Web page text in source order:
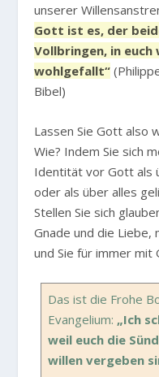
unserer
Gott ist es, der
Vollbringen, in
wohlgefallt“
Bibel)
Lassen Sie Gott also
Wie? Indem Sie sich
Identität vor Gott als
oder als über alles
Stellen Sie sich
Gnade und die Liebe,
und Sie für immer
Das ist die Frohe
Evangelium: „Ich
weil euch die
willen vergeben